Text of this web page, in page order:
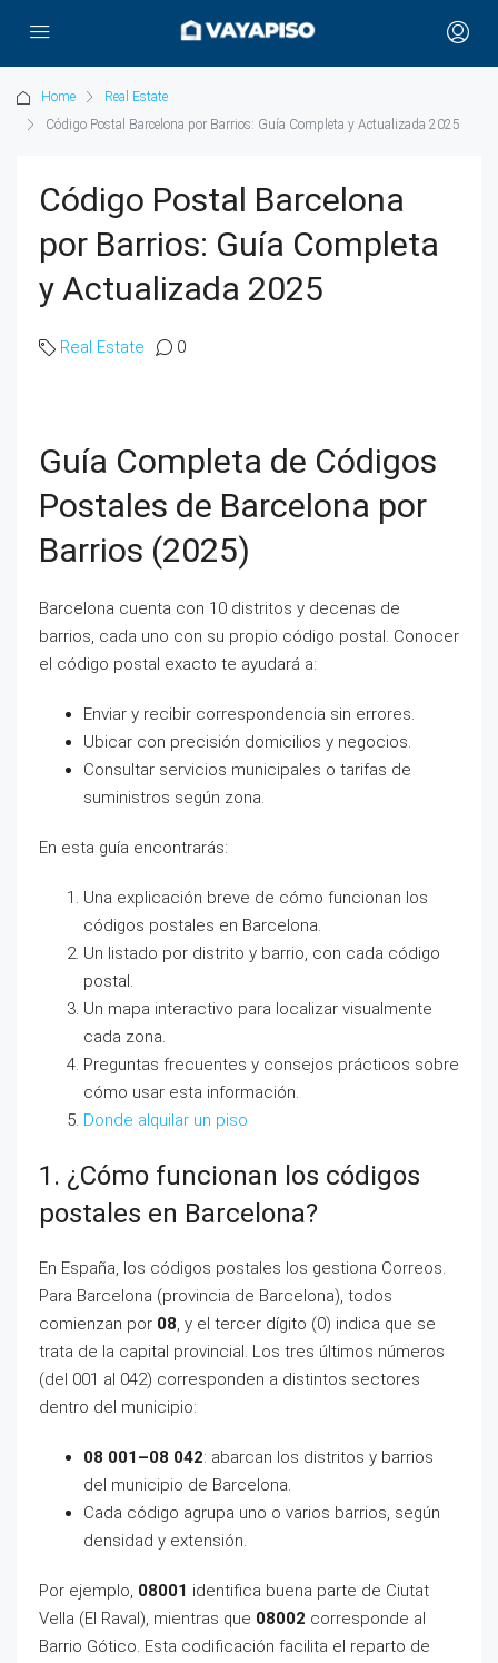
Home
Real Estate
Código Postal Barcelona por Barrios: Guía Completa y Actualizada 2025
Código Postal Barcelona
por Barrios: Guía Completa
y Actualizada 2025
Real Estate 0
Guía Completa de Códigos
Postales de Barcelona por
Barrios (2025)
Barcelona cuenta con 10 distritos y decenas de
barrios, cada uno con su propio código postal. Conocer
el código postal exacto te ayudará a:
Enviar y recibir correspondencia sin errores.
Ubicar con precisión domicilios y negocios.
Consultar servicios municipales o tarifas de
suministros según zona.
En esta guía encontrarás:
Una explicación breve de cómo funcionan los
códigos postales en Barcelona.
Un listado por distrito y barrio, con cada código
postal.
Un mapa interactivo para localizar visualmente
cada zona.
Preguntas frecuentes y consejos prácticos sobre
cómo usar esta información.
Donde alquilar un piso
1. ¿Cómo funcionan los códigos
postales en Barcelona?
En España, los códigos postales los gestiona Correos.
Para Barcelona (provincia de Barcelona), todos
comienzan por 08, y el tercer dígito (0) indica que se
trata de la capital provincial. Los tres últimos números
(del 001 al 042) corresponden a distintos sectores
dentro del municipio:
08 001–08 042: abarcan los distritos y barrios
del municipio de Barcelona.
Cada código agrupa uno o varios barrios, según
densidad y extensión.
Por ejemplo, 08001 identifica buena parte de Ciutat
Vella (El Raval), mientras que 08002 corresponde al
Barrio Gótico. Esta codificación facilita el reparto de